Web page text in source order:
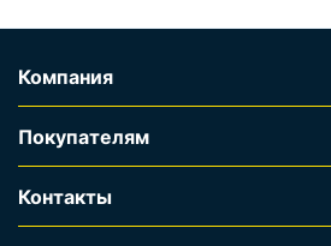
Компания
Покупателям
Контакты